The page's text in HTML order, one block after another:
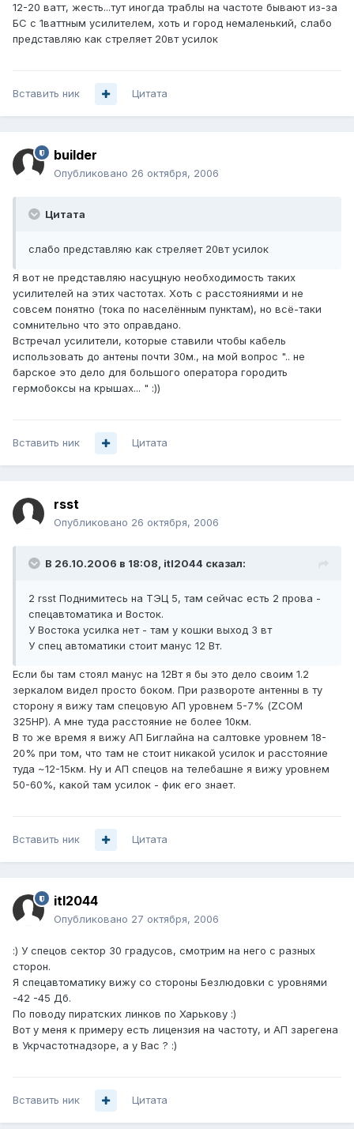
12-20 ватт, жесть...тут иногда траблы на частоте бывают из-за
БС с 1ваттным усилителем, хоть и город немаленький, слабо
представляю как стреляет 20вт усилок
Вставить ник Цитата
builder
Опубликовано 26 октября, 2006
Цитата
слабо представляю как стреляет 20вт усилок
Я вот не представляю насущную необходимость таких
усилителей на этих частотах. Хоть с расстояниями и не
совсем понятно (тока по населённым пунктам), но всё-таки
сомнительно что это оправдано.
Встречал усилители, которые ставили чтобы кабель
использовать до антены почти 30м., на мой вопрос ".. не
барское это дело для большого оператора городить
гермобоксы на крышах... " :))
Вставить ник Цитата
rsst
Опубликовано 26 октября, 2006
В 26.10.2006 в 18:08, itl2044 сказал:
2 rsst Поднимитесь на ТЭЦ 5, там сейчас есть 2 прова -
спецавтоматика и Восток.
У Востока усилка нет - там у кошки выход 3 вт
У спец автоматики стоит манус 12 Вт.
Если бы там стоял манус на 12Вт я бы это дело своим 1.2
зеркалом видел просто боком. При развороте антенны в ту
сторону я вижу там спецовую АП уровнем 5-7% (ZCOM
325HP). А мне туда расстояние не более 10км.
В то же время я вижу АП Биглайна на салтовке уровнем 18-
20% при том, что там не стоит никакой усилок и расстояние
туда ~12-15км. Ну и АП спецов на телебашне я вижу уровнем
50-60%, какой там усилок - фик его знает.
Вставить ник Цитата
itl2044
Опубликовано 27 октября, 2006
:) У спецов сектор 30 градусов, смотрим на него с разных
сторон.
Я спецавтоматику вижу со стороны Безлюдовки с уровнями
-42 -45 Дб.
По поводу пиратских линков по Харькову :)
Вот у меня к примеру есть лицензия на частоту, и АП зарегена
в Укрчастотнадзоре, а у Вас ? :)
Вставить ник Цитата